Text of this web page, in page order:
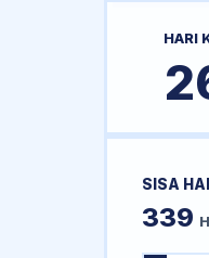
HARI
SISA
339